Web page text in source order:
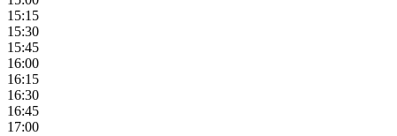
15:15
15:30
15:45
16:00
16:15
16:30
16:45
17:00